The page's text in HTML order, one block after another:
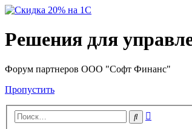
Решения для
Форум партнеров ООО "Софт Финанс"
Пропустить
Поиск